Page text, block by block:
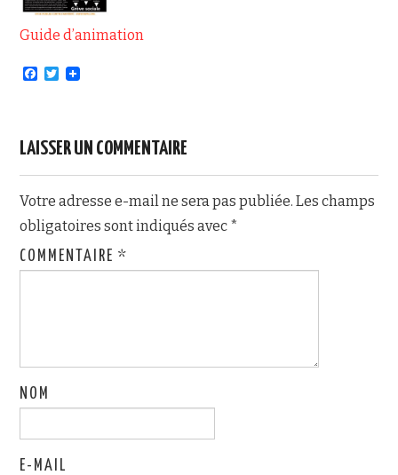
Guide d’animation
F
o
o
k
T
e
r
LAISSER UN COMMENTAIRE
Votre adresse e-mail ne sera pas publiée. Les champs
obligatoires sont indiqués avec *
COMMENTAIRE*
NOM
E-MAIL